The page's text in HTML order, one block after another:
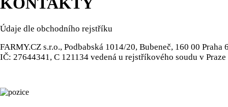
Údaje dle obchodního rejstříku
FARMY.CZ s.r.o., Podbabská 1014/20, Bubeneč, 160 00 Praha
IČ: 27644341, C 121134 vedená u rejstříkového soudu v Praze